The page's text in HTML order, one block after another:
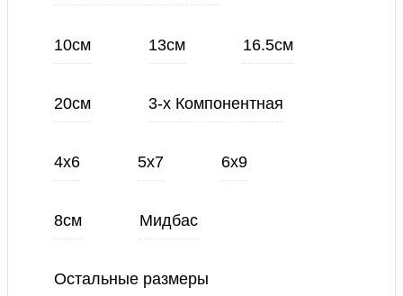
10см 13см 16.5см
20см 3-х Компонентная
4х6 5х7 6х9
8см Мидбас
Остальные размеры